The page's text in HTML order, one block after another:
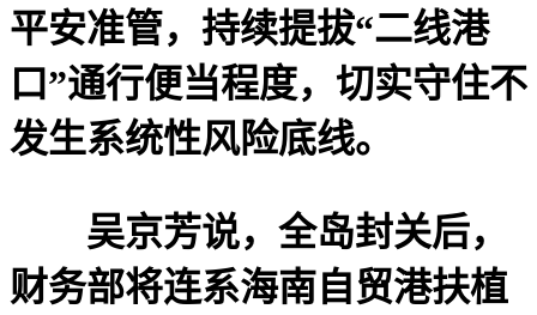
平安准管，持续提拔“二线港
口”通行便当程度，切实守住不
发生系统性风险底线。
吴京芳说，全岛封关后，
财务部将连系海南自贸港扶植